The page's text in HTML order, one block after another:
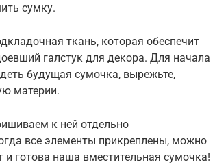
сумку.
ткань, которая обеспечит
галстук для декора. Для начала
будущая сумочка, вырежьте,
материи.
к ней отдельно
все элементы прикреплены, можно
готова наша вместительная сумочка!